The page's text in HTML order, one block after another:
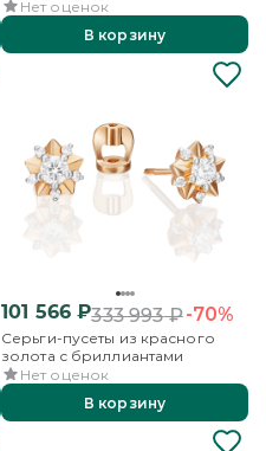
фианитом
Нет оценок
В корзину
101 566 ₽333 993₽-70%
Серьги-пусеты из красного
золота с бриллиантами
Нет оценок
В корзину